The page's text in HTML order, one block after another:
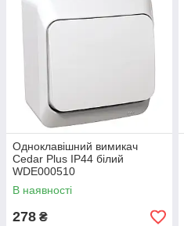
Одноклавішний вимикач
Cedar Plus IP44 білий
WDE000510
В наявності
278 ₴